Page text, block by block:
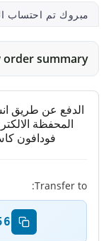
مبروك تم احتساب
order summary
الدفع عن طريق
المحفظة
فودافون
Transfer to: